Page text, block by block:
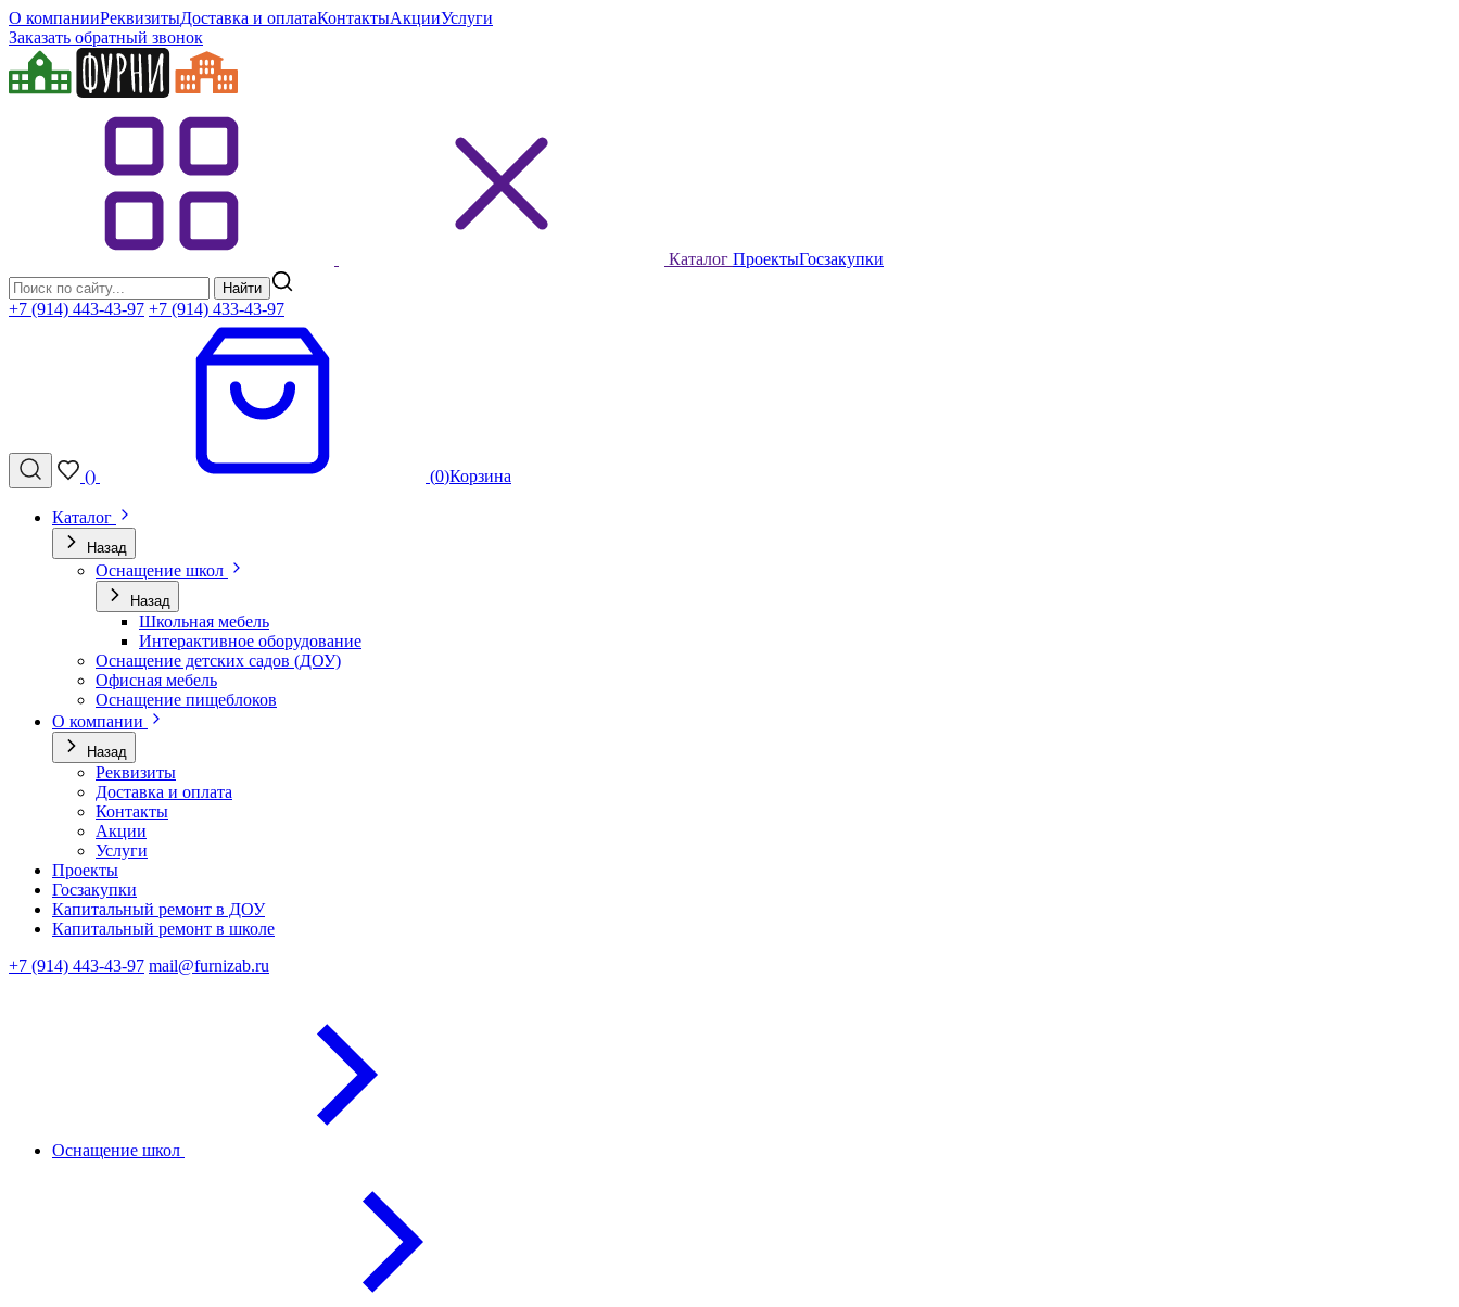
О компанииРеквизитыДоставка и оплатаКонтактыАкцииУслуги
Заказать обратный звонок
Каталог ПроектыГосзакупки
Найти
+7 (914) 443-43-97 +7 (914) 433-43-97
() (0)Корзина
Каталог
Назад
Оснащение школ
Назад
Школьная мебель
Интерактивное оборудование
Оснащение детских садов (ДОУ)
Офисная мебель
Оснащение пищеблоков
О компании
Назад
Реквизиты
Доставка и оплата
Контакты
Акции
Услуги
Проекты
Госзакупки
Капитальный ремонт в ДОУ
Капитальный ремонт в школе
+7 (914) 443-43-97 mail@furnizab.ru
Оснащение школ